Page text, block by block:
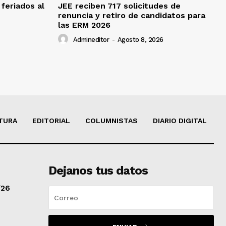
al
JEE reciben 717 solicitudes de
renuncia y retiro de candidatos para
las ERM 2026
Admineditor - Agosto 8, 2026
EDITORIAL COLUMNISTAS DIARIO DIGITAL
Dejanos tus datos